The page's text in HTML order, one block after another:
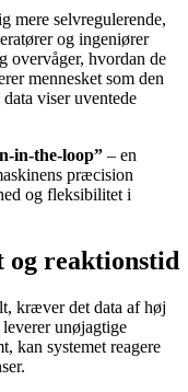
mere selvregulerende,
og ingeniører
overvåger, hvordan de
mennesket som den
viser uventede
in-the-loop” – en
præcision
og fleksibilitet i
reaktionstid
kræver det data af høj
unøjagtige
kan systemet reagere